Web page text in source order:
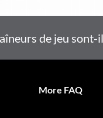
de jeu sont-
More FAQ